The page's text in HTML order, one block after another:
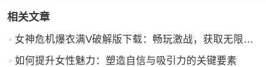
相关文章
女神危机爆衣满V破解版下载：畅玩激战，获取无限福利
如何提升女性魅力：塑造自信与吸引力的关键要素